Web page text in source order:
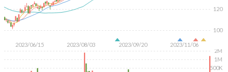
2023/06/15 2023/08/03 2023/09/20 2023/11/06
100
120
500K
1M
2M